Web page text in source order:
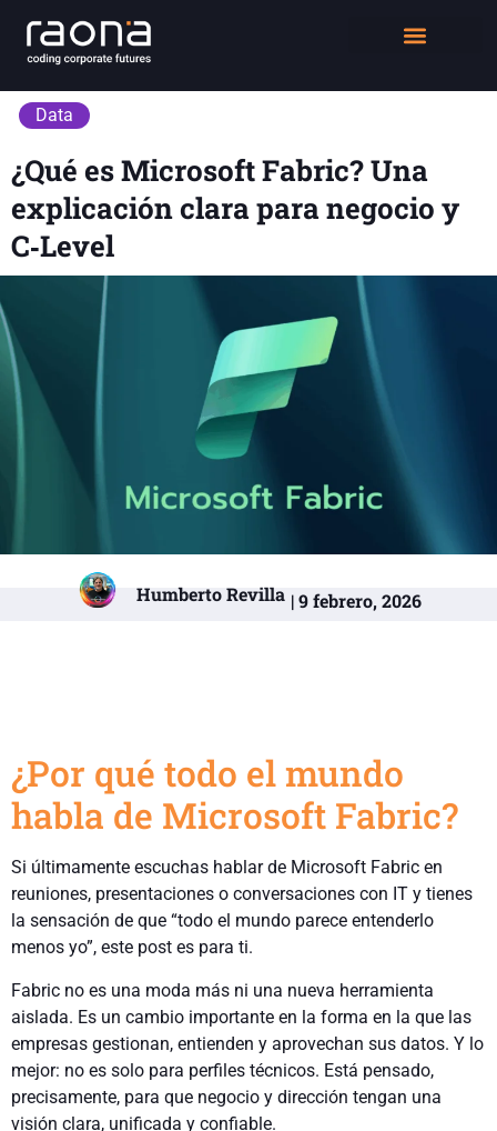
Data
¿Qué es Microsoft Fabric? Una
explicación clara para negocio y
C‑Level
Humberto Revilla | 9 febrero, 2026
¿Por qué todo el mundo
habla de Microsoft Fabric?
Si últimamente escuchas hablar de Microsoft Fabric en
reuniones, presentaciones o conversaciones con IT y tienes
la sensación de que “todo el mundo parece entenderlo
menos yo”, este post es para ti.
Fabric no es una moda más ni una nueva herramienta
aislada. Es un cambio importante en la forma en la que las
empresas gestionan, entienden y aprovechan sus datos. Y lo
mejor: no es solo para perfiles técnicos. Está pensado,
precisamente, para que negocio y dirección tengan una
visión clara, unificada y confiable.